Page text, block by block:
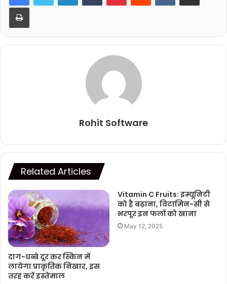
Rohit Software
Related Articles
दाग-धब्बे दूर कर स्किन में
लायेगा प्राकृतिक निखार, इस
तरह करें इस्तेमाल
Vitamin C Fruits: इम्यूनिटी
को है बढ़ाना, विटामिन-सी से
भरपूर इन फलों को खाना
May 12, 2025